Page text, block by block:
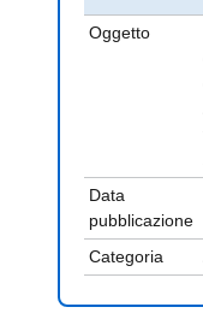
Oggetto
Data
pubblicazione
Categoria